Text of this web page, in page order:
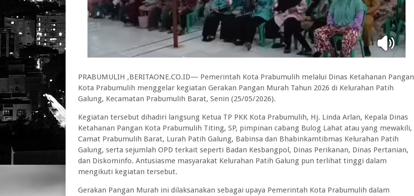
PRABUMULIH ,BERITAONE.CO.ID— Pemerintah Kota Prabumulih melalui Dinas Ketahanan Pangan
Kota Prabumulih menggelar kegiatan Gerakan Pangan Murah Tahun 2026 di Kelurahan Patih
Galung, Kecamatan Prabumulih Barat, Senin (25/05/2026).
Kegiatan tersebut dihadiri langsung Ketua TP PKK Kota Prabumulih, Hj. Linda Arlan, Kepala Dinas
Ketahanan Pangan Kota Prabumulih Titing, SP, pimpinan cabang Bulog Lahat atau yang mewakili,
Camat Prabumulih Barat, Lurah Patih Galung, Babinsa dan Bhabinkamtibmas Kelurahan Patih
Galung, serta sejumlah OPD terkait seperti Badan Kesbangpol, Dinas Perikanan, Dinas Pertanian,
dan Diskominfo. Antusiasme masyarakat Kelurahan Patih Galung pun terlihat tinggi dalam
mengikuti kegiatan tersebut.
Gerakan Pangan Murah ini dilaksanakan sebagai upaya Pemerintah Kota Prabumulih dalam